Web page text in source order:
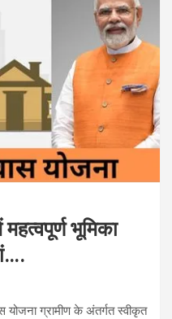
भूमिका
योजना ग्रामीण के अंतर्गत स्वीकृत